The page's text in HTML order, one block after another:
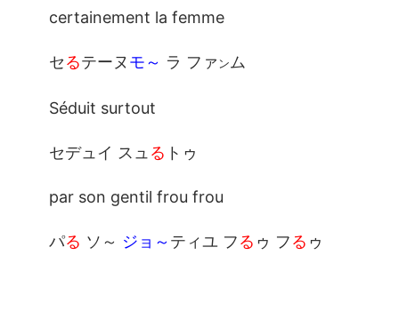
certainement la femme
セるテーヌモ～ ラ ファ ンム
Séduit surtout
セデュイ スュる トゥ
par son gentil frou frou
パる ソ～ ジョ～ ティユ フる ゥ フる ゥ